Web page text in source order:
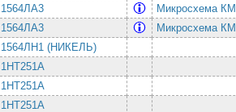
1564ЛА3
Микросхема
1564ЛА3
Микросхема
1564ЛН1 (НИКЕЛЬ)
1НТ251А
1НТ251А
1НТ251А